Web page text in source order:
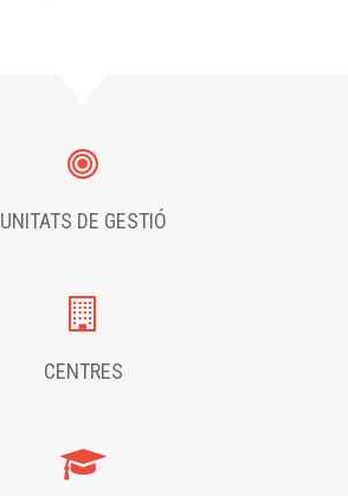
UNITATS DE GESTIÓ
CENTRES